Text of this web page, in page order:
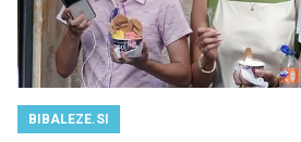
BIBALEZE.SI